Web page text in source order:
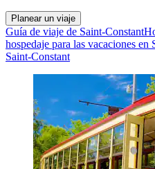
Planear un viaje
Guía de viaje de Saint-Constant
hospedaje para las vacaciones en
Saint-Constant